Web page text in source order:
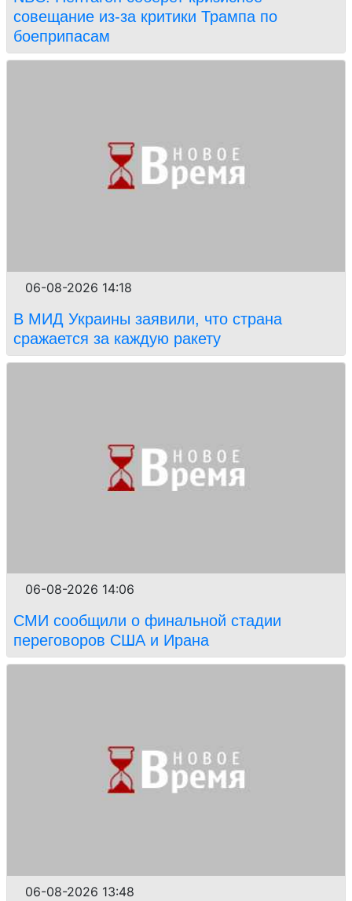
совещание из-за критики Трампа по
боеприпасам
06-08-2026 14:18
В МИД Украины заявили, что страна
сражается за каждую ракету
06-08-2026 14:06
СМИ сообщили о финальной стадии
переговоров США и Ирана
06-08-2026 13:48